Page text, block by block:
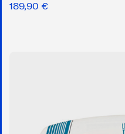
189,90 €